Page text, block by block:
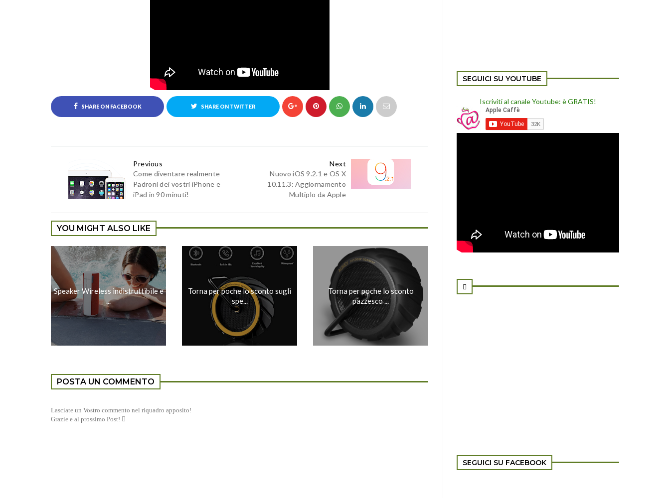
SHARE ON FACEBOOK SHARE ON TWITTER
Next
Nuovo iOS 9.2.1 e OS X
10.11.3: Aggiornamento
Multiplo da Apple
Previous
Come diventare realmente
Padroni dei vostri iPhone e
iPad in 90 minuti!
YOU MIGHT ALSO LIKE
Speaker Wireless indistruttibile e
...
Torna per poche lo sconto sugli
spe...
Torna per poche lo sconto
pazzesco ...
POSTA UN COMMENTO
Lasciate un Vostro commento nel riquadro apposito!
Grazie e al prossimo Post! 
SEGUICI SU YOUTUBE
Iscriviti al canale Youtube: è GRATIS!

SEGUICI SU FACEBOOK